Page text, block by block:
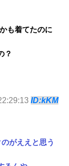
も着てたのに
？
ID:kKM
がええと思う